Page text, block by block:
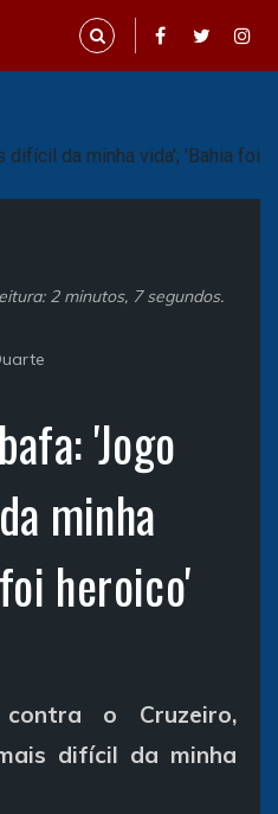
2 minutos, 7 segundos.
'Jogo
minha
heroico'
o Cruzeiro,
difícil da minha